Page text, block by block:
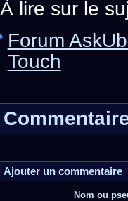
À lire sur le
Forum
Touch
Ajouter un commentaire
Nom ou